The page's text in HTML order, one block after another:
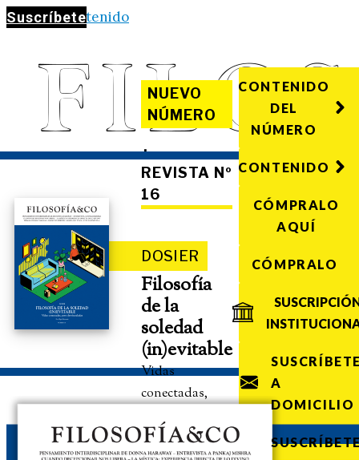
Suscríbete
Saltar al contenido
NUEVO
NÚMERO
·
REVISTA Nº
16
DOSIER
Filosofía
de la
soledad
(in)evitable
Vidas
conectadas,
desvinculadas
CONTENIDO
DEL
NÚMERO
CONTENIDO
CÓMPRALO
AQUÍ
CÓMPRALO
A
DOMICILIO